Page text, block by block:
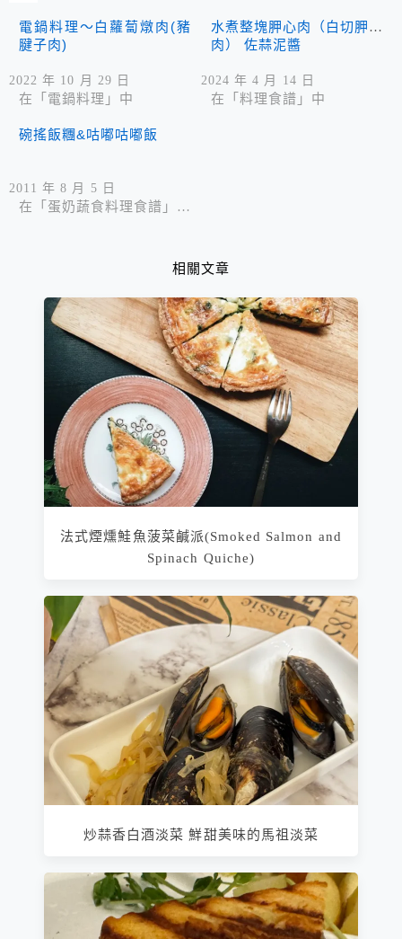
電鍋料理～白蘿蔔燉肉(豬
腱子肉)
2022 年 10 月 29 日
在「電鍋料理」中
水煮整塊胛心肉（白切胛心
肉） 佐蒜泥醬
2024 年 4 月 14 日
在「料理食譜」中
碗搖飯糰&咕嘟咕嘟飯
2011 年 8 月 5 日
在「蛋奶蔬食料理食譜」中
相關文章
法式煙燻鮭魚菠菜鹹派(Smoked Salmon and
Spinach Quiche)
炒蒜香白酒淡菜 鮮甜美味的馬祖淡菜